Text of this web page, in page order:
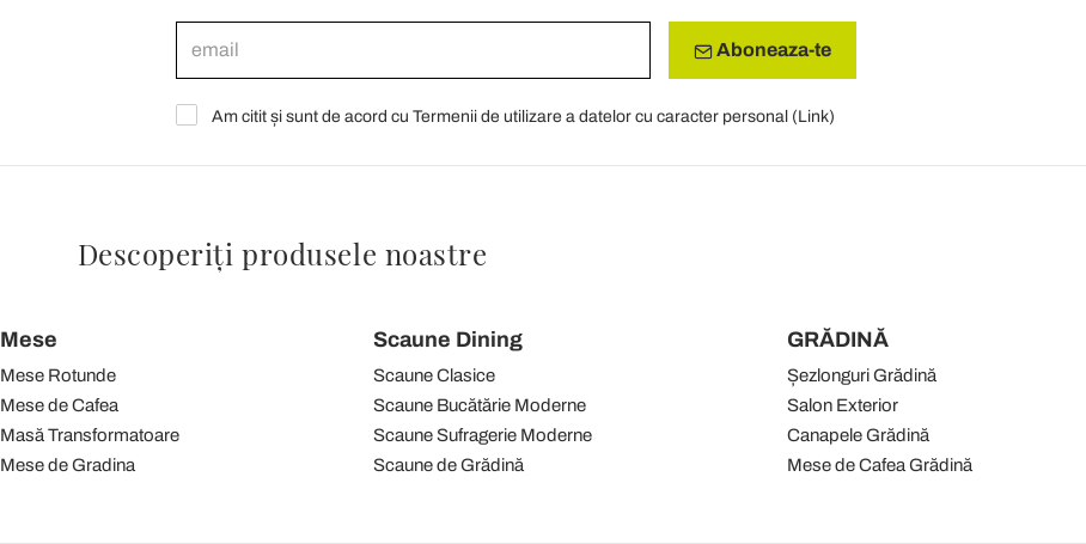
Aboneaza-te
Am citit și sunt de acord cu Termenii de utilizare a datelor cu caracter personal (Link)
Descoperiți produsele noastre
Mese
Mese Rotunde
Mese de Cafea
Masă Transformatoare
Mese de Gradina
Scaune Dining
Scaune Clasice
Scaune Bucătărie Moderne
Scaune Sufragerie Moderne
Scaune de Grădină
GRĂDINĂ
Șezlonguri Grădină
Salon Exterior
Canapele Grădină
Mese de Cafea Grădină